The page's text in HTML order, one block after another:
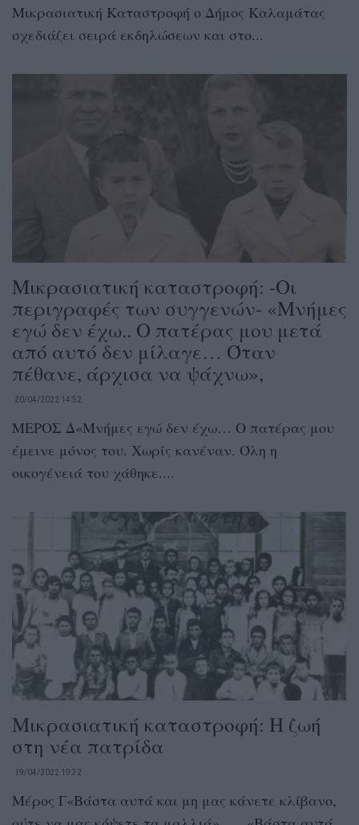
Μικρασιατική Καταστροφή ο Δήμος Καλαμάτας
σχεδιάζει σειρά εκδηλώσεων και στο...
Μικρασιατική καταστροφή: -Οι
περιγραφές των συγγενών- «Μνήμες
εγώ δεν έχω.. Ο πατέρας μου μετά
από αυτό δεν μίλαγε… Όταν
πέθανε, άρχισα να ψάχνω»,
20/04/2022 14:52
ΜΕΡΟΣ Δ«Μνήμες εγώ δεν έχω… Ο πατέρας μου
έμεινε μόνος του. Χωρίς κανέναν. Όλη η
οικογένειά του χάθηκε....
Μικρασιατική καταστροφή: Η ζωή
στη νέα πατρίδα
19/04/2022 19:32
Μέρος Γ«Βάστα αυτά και μη μας κάνετε κλίβανο,